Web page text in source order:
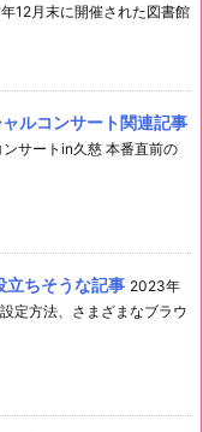
12月末に開催された図書館
ルコンサート関連記事
サートin久慈 本番直前の
ちそうな記事 2023年
定方法、さまざまなブラウ